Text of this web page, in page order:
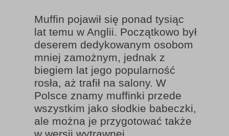
Muffin pojawił się ponad tysiąc
lat temu w Anglii. Początkowo był
deserem dedykowanym osobom
mniej zamożnym, jednak z
biegiem lat jego popularność
rosła, aż trafił na salony. W
Polsce znamy muffinki przede
wszystkim jako słodkie babeczki,
ale można je przygotować także